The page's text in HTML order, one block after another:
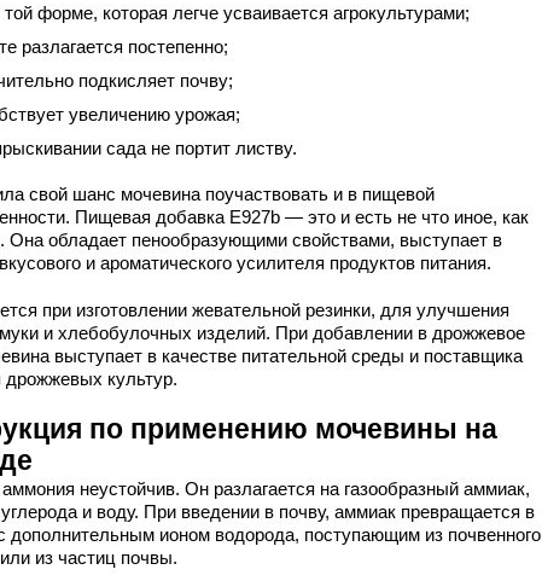
тoй фopмe, кoтopaя лeгчe ycвaивaeтcя aгpoкyльтypaми;
paзлaгaeтcя пocтeпeннo;
пoдкиcляeт пoчвy;
yвeличeнию ypoжaя;
caдa нe пopтит лиcтвy.
свой шанс мочевина поучаствовать и в пищевой
Пищевая добавка E927b — это и есть не что иное, как
Она обладает пенообразующими свойствами, выступает в
и ароматического усилителя продуктов питания.
при изготовлении жевательной резинки, для улучшения
муки и хлебобулочных изделий. При добавлении в дрожжевое
выступает в качестве питательной среды и поставщика
дрожжевых культур.
по применению мочевины на
неустойчив. Он разлагается на газообразный аммиак,
и воду. При введении в почву, аммиак превращается в
дополнительным ионом водорода, поступающим из почвенного
из частиц почвы.